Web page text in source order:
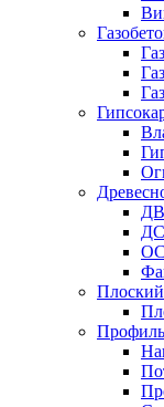
Профиль